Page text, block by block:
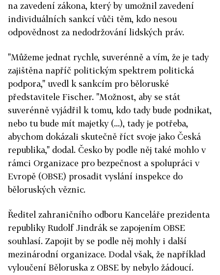
na zavedení zákona, který by umožnil zavedení
individuálních sankcí vůči těm, kdo nesou
odpovědnost za nedodržování lidských práv.
"Můžeme jednat rychle, suverénně a vím, že je tady
zajištěna napříč politickým spektrem politická
podpora," uvedl k sankcím pro běloruské
představitele Fischer. "Možnost, aby se stát
suverénně vyjádřil k tomu, kdo tady bude podnikat,
nebo tu bude mít majetky (...), tady je potřeba,
abychom dokázali skutečně říct svoje jako Česká
republika," dodal. Česko by podle něj také mohlo v
rámci Organizace pro bezpečnost a spolupráci v
Evropě (OBSE) prosadit vyslání inspekce do
běloruských věznic.
Ředitel zahraničního odboru Kanceláře prezidenta
republiky Rudolf Jindrák se zapojením OBSE
souhlasí. Zapojit by se podle něj mohly i další
mezinárodní organizace. Dodal však, že například
vyloučení Běloruska z OBSE by nebylo žádoucí.